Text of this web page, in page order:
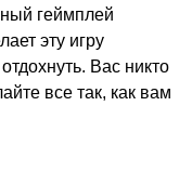
геймплей
эту игру
Вас никто
все так, как вам